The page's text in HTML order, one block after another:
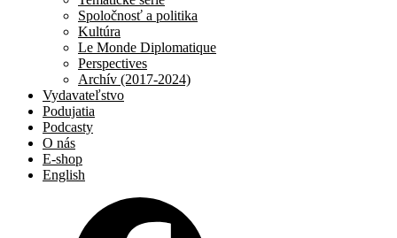
Spoločnosť a politika
Kultúra
Le Monde Diplomatique
Perspectives
Archív (2017-2024)
Vydavateľstvo
Podujatia
Podcasty
O nás
E-shop
English